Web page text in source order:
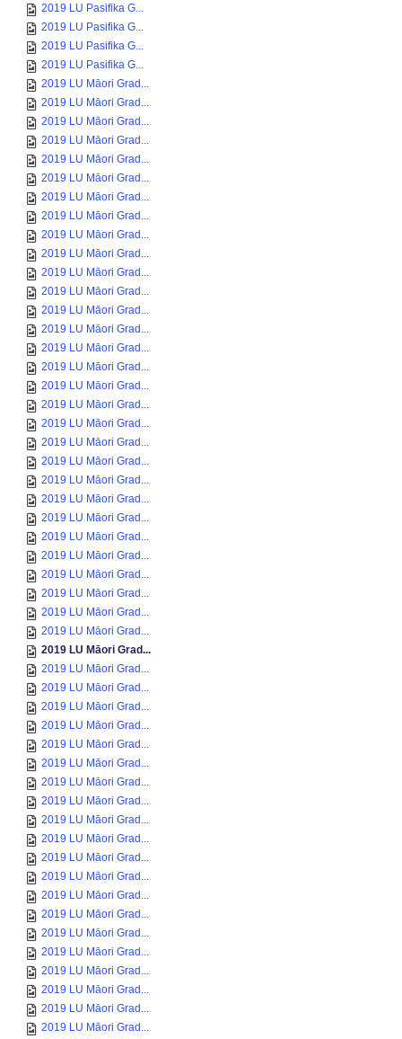
2019 LU Pasifika G...
2019 LU Pasifika G...
2019 LU Pasifika G...
2019 LU Pasifika G...
2019 LU Māori Grad...
2019 LU Māori Grad...
2019 LU Māori Grad...
2019 LU Māori Grad...
2019 LU Māori Grad...
2019 LU Māori Grad...
2019 LU Māori Grad...
2019 LU Māori Grad...
2019 LU Māori Grad...
2019 LU Māori Grad...
2019 LU Māori Grad...
2019 LU Māori Grad...
2019 LU Māori Grad...
2019 LU Māori Grad...
2019 LU Māori Grad...
2019 LU Māori Grad...
2019 LU Māori Grad...
2019 LU Māori Grad...
2019 LU Māori Grad...
2019 LU Māori Grad...
2019 LU Māori Grad...
2019 LU Māori Grad...
2019 LU Māori Grad...
2019 LU Māori Grad...
2019 LU Māori Grad...
2019 LU Māori Grad...
2019 LU Māori Grad...
2019 LU Māori Grad...
2019 LU Māori Grad...
2019 LU Māori Grad...
2019 LU Māori Grad...
2019 LU Māori Grad...
2019 LU Māori Grad...
2019 LU Māori Grad...
2019 LU Māori Grad...
2019 LU Māori Grad...
2019 LU Māori Grad...
2019 LU Māori Grad...
2019 LU Māori Grad...
2019 LU Māori Grad...
2019 LU Māori Grad...
2019 LU Māori Grad...
2019 LU Māori Grad...
2019 LU Māori Grad...
2019 LU Māori Grad...
2019 LU Māori Grad...
2019 LU Māori Grad...
2019 LU Māori Grad...
2019 LU Māori Grad...
2019 LU Māori Grad...
2019 LU Māori Grad...